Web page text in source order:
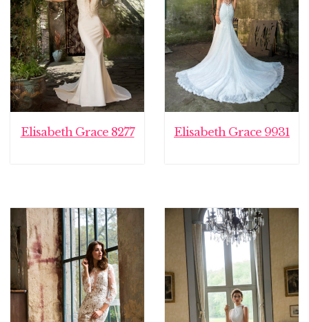
Elisabeth Grace 8277 Elisabeth Grace 9931